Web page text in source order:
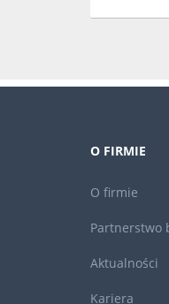
O FIRMIE
O firmie
Partnerstwo
Aktualności
Kariera